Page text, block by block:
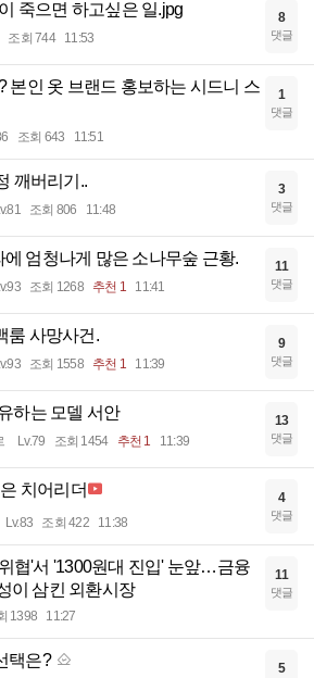
죽으면 하고싶은 일.jpg
조회 744 11:53
8
댓글
본인 옷 브랜드 홍보하는 시드니 스
조회 643 11:51
1
댓글
깨버리기..
조회 806 11:48
3
댓글
에 엄청나게 많은 소나무숲 근황.
조회 1268 추천 1 11:41
11
댓글
룸 사망사건.
조회 1558 추천 1 11:39
9
댓글
하는 모델 서안
Lv.79 조회 1454 추천 1 11:39
13
댓글
치어리더
Lv.83 조회 422 11:38
4
댓글
협'서 '1300원대 진입' 눈앞…금융
이 삼킨 외환시장
1398 11:27
11
댓글
택은? 5